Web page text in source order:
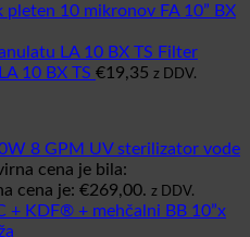
10 mikronov FA 10” BX
Filter
10 BX TS €19,35 z DDV.
UV sterilizator vode
cena je bila:
cena je: €269,00. z DDV.